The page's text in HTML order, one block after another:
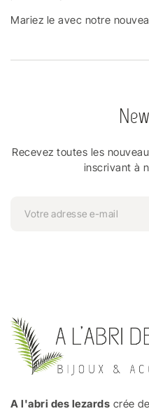
Mariez le avec notre
Recevez toutes les
inscrivant à
A l'abri des lezards crée